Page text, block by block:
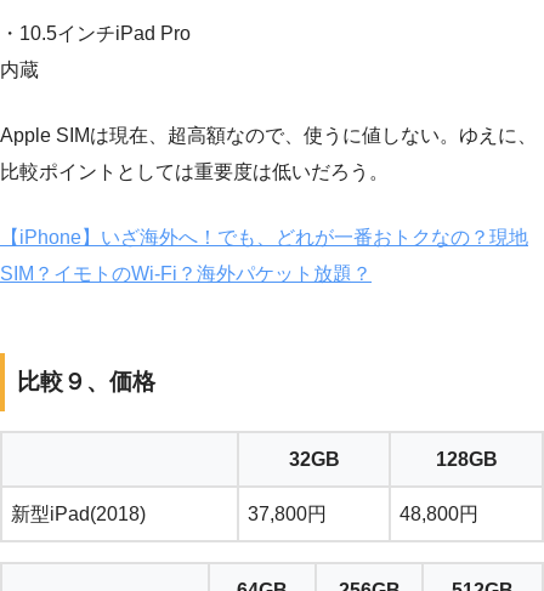
・10.5インチiPad Pro
内蔵
Apple SIMは現在、超高額なので、使うに値しない。ゆえに、
比較ポイントとしては重要度は低いだろう。
【iPhone】いざ海外へ！でも、どれが一番おトクなの？現地
SIM？イモトのWi-Fi？海外パケット放題？
比較９、価格
32GB 128GB
新型iPad(2018) 37,800円 48,800円